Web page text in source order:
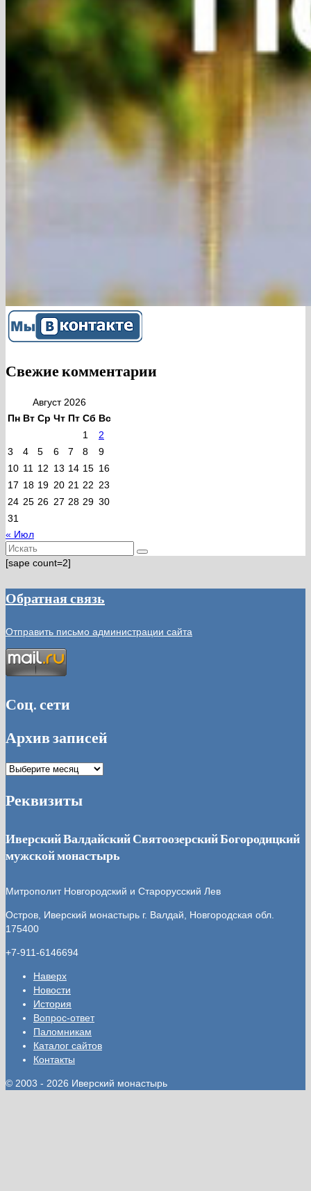
Свежие комментарии
Август 2026
Пн Вт Ср Чт Пт Сб Вс
1
2
3
4 5 6 7 8
9
10 11 12 13 14 15 16
17 18 19 20 21 22 23
24 25 26 27 28 29 30
31
« Июл
Искать:
[sape count=2]
Обратная связь
Отправить письмо администрации сайта
Соц. сети
Архив записей
Архив
Реквизиты
Иверский Валдайский Святоозерский Богородицкий
мужской монастырь
Митрополит Новгородский и Старорусский Лев
Остров, Иверский монастырь г. Валдай, Новгородская обл.
175400
+7-911-6146694
Наверх
Новости
История
Вопрос-ответ
Паломникам
Каталог сайтов
Контакты
© 2003 - 2026 Иверский монастырь